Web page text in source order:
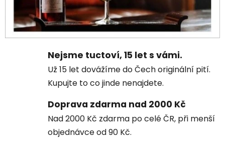
Nejsme tuctoví, 15 let s vámi.
Už 15 let dovážíme do Čech originální pití.
Kupujte to co jinde nenajdete.
Doprava zdarma nad 2000 Kč
Nad 2000 Kč zdarma po celé ČR, při menší
objednávce od 90 Kč.